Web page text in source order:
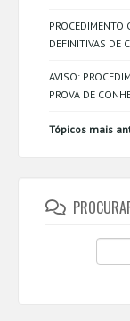
PROCEDIMENTO
DEFINITIVAS DE
AVISO:
PROVA DE
Tópicos mais